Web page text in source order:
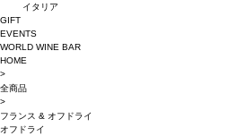
イタリア
GIFT
EVENTS
WORLD WINE BAR
HOME
>
全商品
>
フランス & オフドライ
オフドライ